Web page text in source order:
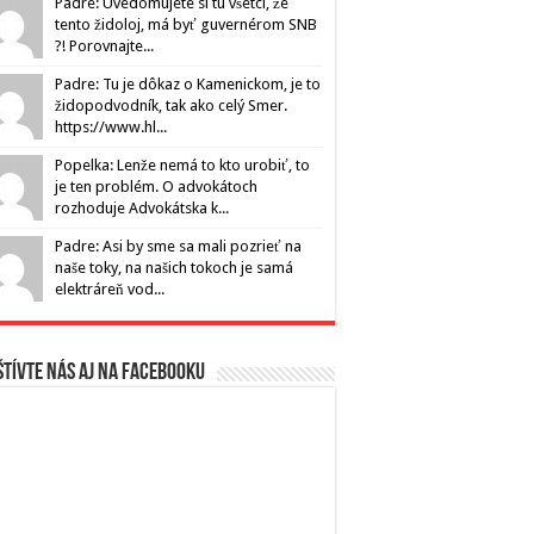
tento židoloj, má byť guvernérom SNB
?! Porovnajte...
Padre: Tu je dôkaz o Kamenickom, je to
židopodvodník, tak ako celý Smer.
https://www.hl...
Popelka: Lenže nemá to kto urobiť, to
je ten problém. O advokátoch
rozhoduje Advokátska k...
Padre: Asi by sme sa mali pozrieť na
naše toky, na našich tokoch je samá
elektráreň vod...
nás aj na Facebooku